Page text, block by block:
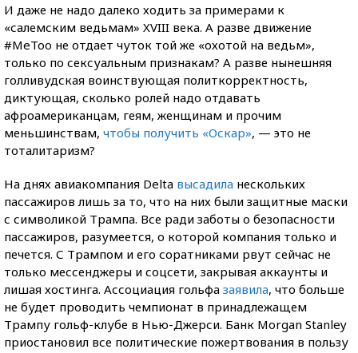
И даже не надо далеко ходить за примерами к
«салемским ведьмам» XVIII века. А разве движение
#MeToo не отдает чуток той же «охотой на ведьм»,
только по сексуальным признакам? А разве нынешняя
голливудская воинствующая политкорректность,
диктующая, сколько ролей надо отдавать
афроамериканцам, геям, женщинам и прочим
меньшинствам, чтобы получить «Оскар», — это не
тоталитаризм?
На днях авиакомпания Delta высадила нескольких
пассажиров лишь за то, что на них были защитные маски
с символикой Трампа. Все ради заботы о безопасности
пассажиров, разумеется, о которой компания только и
печется. С Трампом и его соратниками рвут сейчас не
только мессенджеры и соцсети, закрывая аккаунты и
лишая хостинга. Ассоциация гольфа заявила, что больше
не будет проводить чемпионат в принадлежащем
Трампу гольф-клубе в Нью-Джерси. Банк Morgan Stanley
приостановил все политические пожертвования в пользу